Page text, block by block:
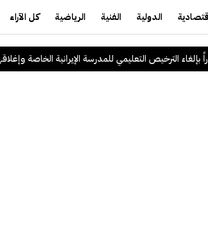
الدولية الفنية الرياضية كل الآراء
الترخيص التعليمي للمدرسة الإيرانية الخاصة وإغلاقها .